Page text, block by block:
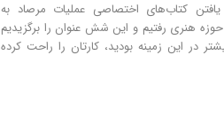
یافتن کتاب‌های اختصاصی عملیات مرصاد به
هنری رفتیم و این شش عنوان را برگزیدیم
در این زمینه بودید، کارتان را راحت کرده